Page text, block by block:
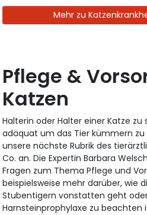
Mehr zu
Pflege &
Katzen
Halterin oder Halter einer Katze
adäquat um das Tier kümmern zu
unsere nächste Rubrik des
Co. an. Die Expertin Barbara
Fragen zum Thema Pflege und
beispielsweise mehr darüber, wie
Stubentigern vonstatten geht
Harnsteinprophylaxe zu beachten